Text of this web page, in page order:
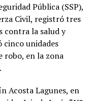
Pública (SSP),
Civil, registró tres
contra la salud y
cinco unidades
robo, en la zona
Acosta Lagunes, en